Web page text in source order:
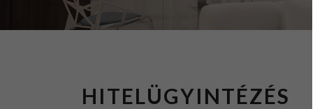
HITELÜGYINTÉZÉS